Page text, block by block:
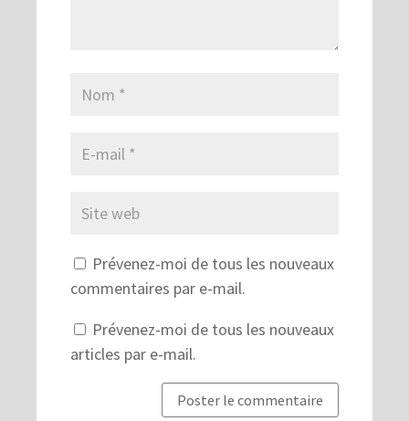
Prévenez-moi de tous les nouveaux
commentaires par e-mail.
Prévenez-moi de tous les nouveaux
articles par e-mail.